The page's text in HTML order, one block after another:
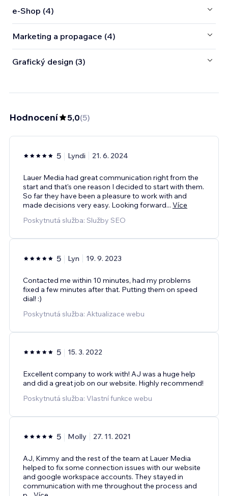
e‑Shop (4)
Marketing a propagace (4)
Grafický design (3)
Hodnocení 5,0(5)
5 Lyndi 21. 6. 2024
Lauer Media had great communication right from the
start and that's one reason I decided to start with them.
So far they have been a pleasure to work with and
made decisions very easy. Looking forward... Více
Poskytnutá služba: Služby SEO
5 Lyn 19. 9. 2023
Contacted me within 10 minutes, had my problems
fixed a few minutes after that. Putting them on speed
dial! :)
Poskytnutá služba: Aktualizace webu
5 15. 3. 2022
Excellent company to work with! AJ was a huge help
and did a great job on our website. Highly recommend!
Poskytnutá služba: Vlastní funkce webu
5 Molly 27. 11. 2021
AJ, Kimmy and the rest of the team at Lauer Media
helped to fix some connection issues with our website
and google workspace accounts. They stayed in
communication with me throughout the process and